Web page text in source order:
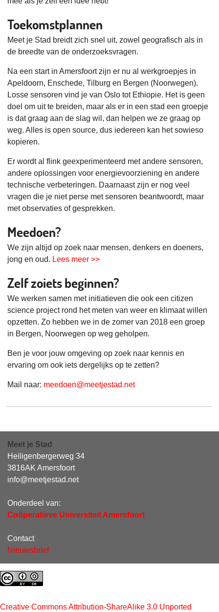
Toekomstplannen
Meet je Stad breidt zich snel uit, zowel geografisch als in
de breedte van de onderzoeksvragen.
Na een start in Amersfoort zijn er nu al werkgroepjes in
Apeldoorn, Enschede, Tilburg en Bergen (Noorwegen).
Losse sensoren vind je van Oslo tot Ethiopie. Het is geen
doel om uit te breiden, maar als er in een stad een groepje
is dat graag aan de slag wil, dan helpen we ze graag op
weg. Alles is open source, dus iedereen kan het sowieso
kopieren.
Er wordt al flink geexperimenteerd met andere sensoren,
andere oplossingen voor energievoorziening en andere
technische verbeteringen. Daarnaast zijn er nog veel
vragen die je niet perse met sensoren beantwoordt, maar
met observaties of gesprekken.
Meedoen?
We zijn altijd op zoek naar mensen, denkers en doeners,
jong en oud. Lees meer >>
Zelf zoiets beginnen?
We werken samen met initiatieven die ook een citizen
science project rond het meten van weer en klimaat willen
opzetten. Zo hebben we in de zomer van 2018 een groep
in Bergen, Noorwegen op weg geholpen.
Ben je voor jouw omgeving op zoek naar kennis en
ervaring om ook iets dergelijks op te zetten?
Mail naar: meedoen@meetjestad.net
Meet je Stad
Heiligenbergerweg 34
3816AK Amersfoort
info@meetjestad.net
Onderdeel van:
Coöperatieve Universiteit Amersfoort
Contact
Nieuwsbrief
Creative Commons Attribution-ShareAlike 3.0 Unported